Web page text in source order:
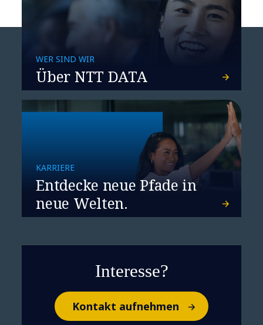
WER SIND WIR
Über NTT DATA
KARRIERE
Entdecke neue Pfade in
neue Welten.
Interesse?
Kontakt aufnehmen